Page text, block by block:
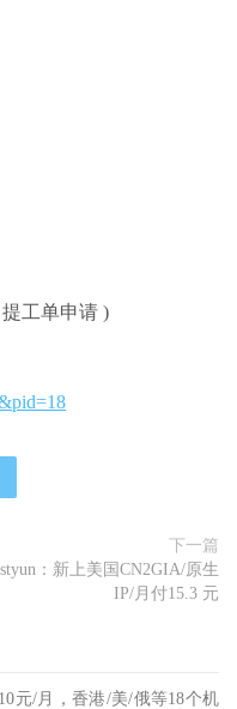
工单申请 )
下一篇
：新上美国CN2GIA/原生
IP/月付15.3 元
元/月，香港/美/俄等18个机